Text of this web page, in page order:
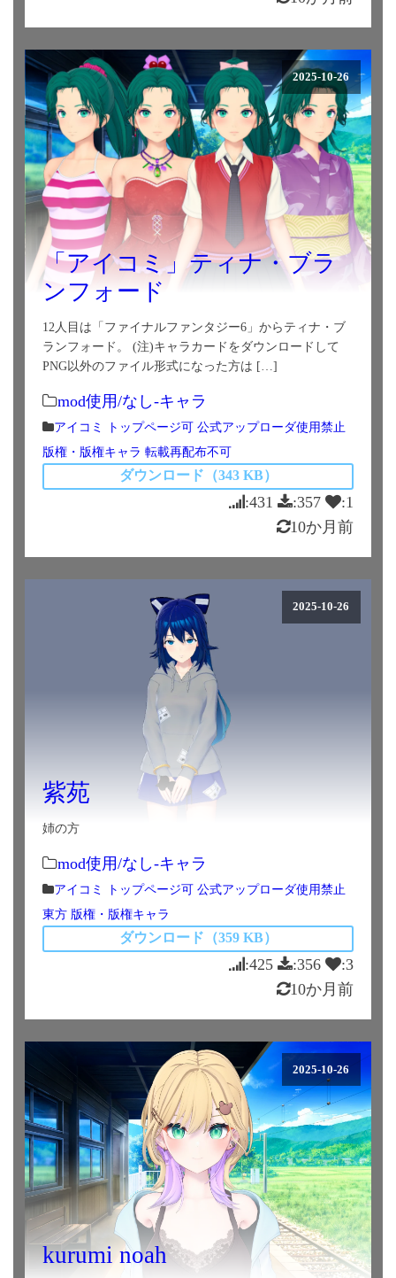
2025-10-26
「アイコミ」ティナ・ブラ
ンフォード
12人目は「ファイナルファンタジー6」からティナ・ブ
ランフォード。 (注)キャラカードをダウンロードして
PNG以外のファイル形式になった方は […]
mod使用/なし-キャラ
アイコミ トップページ可 公式アップローダ使用禁止
版権・版権キャラ 転載再配布不可
ダウンロード（343 KB）
:431 :357
:1
10か月前
2025-10-26
紫苑
姉の方
mod使用/なし-キャラ
アイコミ トップページ可 公式アップローダ使用禁止
東方 版権・版権キャラ
ダウンロード（359 KB）
:425 :356
:3
10か月前
2025-10-26
kurumi noah